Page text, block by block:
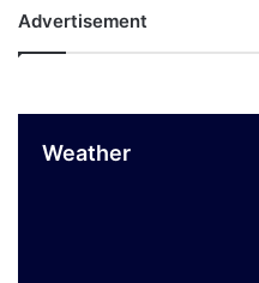
Advertisement
Weather